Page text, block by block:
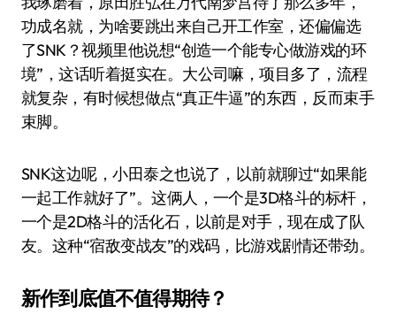
功成名就，为啥要跳出来自己开工作室，还偏偏选
了SNK？视频里他说想“创造一个能专心做游戏的环
境”，这话听着挺实在。大公司嘛，项目多了，流程
就复杂，有时候想做点“真正牛逼”的东西，反而束手
束脚。
SNK这边呢，小田泰之也说了，以前就聊过“如果能
一起工作就好了”。这俩人，一个是3D格斗的标杆，
一个是2D格斗的活化石，以前是对手，现在成了队
友。这种“宿敌变战友”的戏码，比游戏剧情还带劲。
新作到底值不值得期待？